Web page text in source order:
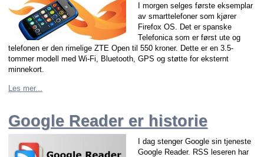
I morgen selges første eksemplar
av smarttelefoner som kjører
Firefox OS. Det er spanske
Telefonica som er først ute og
telefonen er den rimelige ZTE Open til 550 kroner. Dette er en 3.5-
tommer modell med Wi-Fi, Bluetooth, GPS og støtte for eksternt
minnekort.
Les mer...
Google Reader er historie
I dag stenger Google sin tjeneste
Google Reader. RSS leseren har